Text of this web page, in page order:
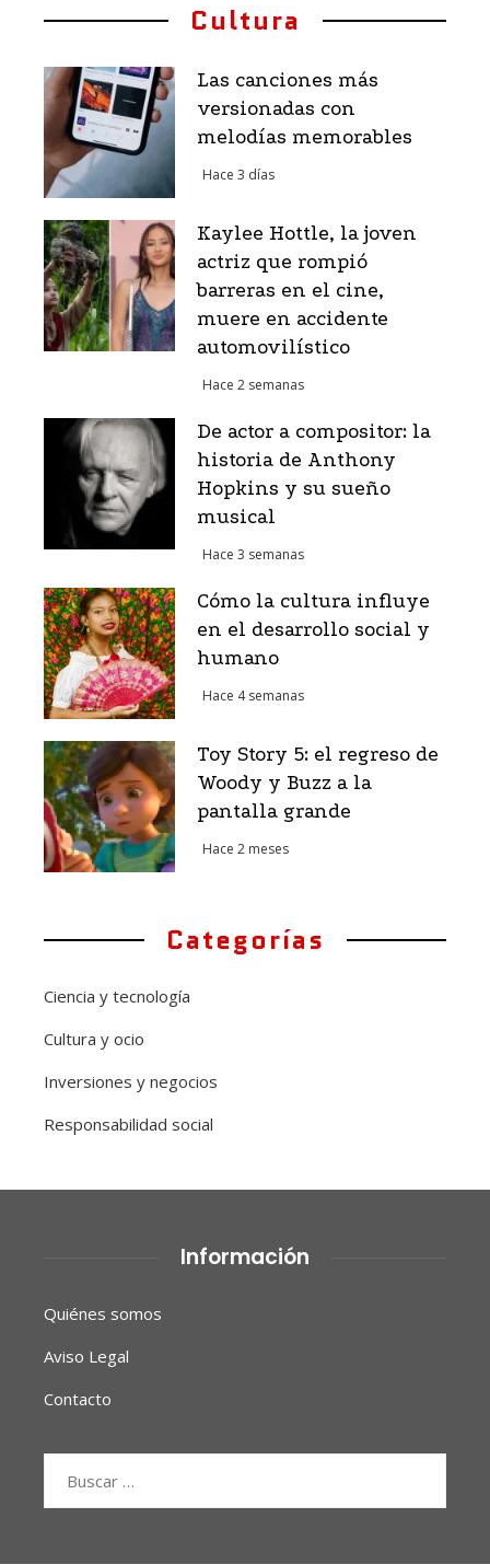
Cultura
Las canciones más
versionadas con
melodías memorables
Hace 3 días
Kaylee Hottle, la joven
actriz que rompió
barreras en el cine,
muere en accidente
automovilístico
Hace 2 semanas
De actor a compositor: la
historia de Anthony
Hopkins y su sueño
musical
Hace 3 semanas
Cómo la cultura influye
en el desarrollo social y
humano
Hace 4 semanas
Toy Story 5: el regreso de
Woody y Buzz a la
pantalla grande
Hace 2 meses
Categorías
Ciencia y tecnología
Cultura y ocio
Inversiones y negocios
Responsabilidad social
Información
Quiénes somos
Aviso Legal
Contacto